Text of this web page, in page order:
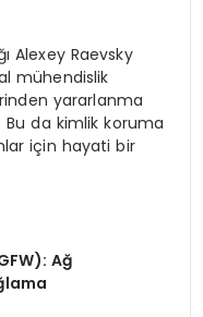
Alexey Raevsky
mühendislik
yararlanma
da kimlik koruma
için hayati bir
Ağ
lama